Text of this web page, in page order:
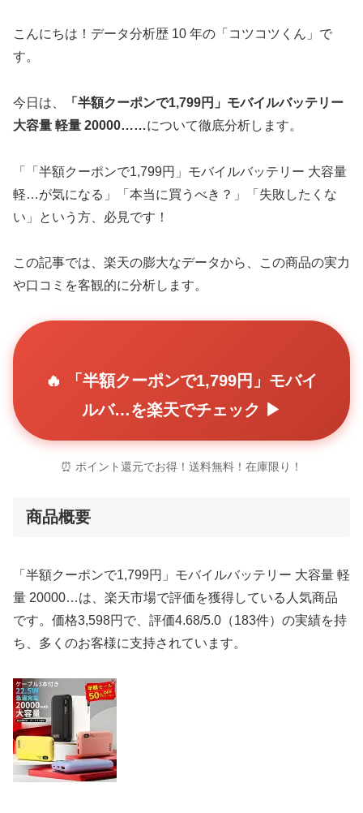
こんにちは！データ分析歴 10 年の「コツコツくん」で
す。
今日は、
「半額クーポンで1,799円」モバイルバッテリー
大容量 軽量 20000……について徹底分析します。
「「半額クーポンで1,799円」モバイルバッテリー 大容量
軽…が気になる」「本当に買うべき？」「失敗したくな
い」という方、必見です！
この記事では、楽天の膨大なデータから、この商品の実力
や口コミを客観的に分析します。
🔥 「半額クーポンで1,799円」モバイ
ルバ…を楽天でチェック ▶
⏰ ポイント還元でお得！送料無料！在庫限り！
商品概要
「半額クーポンで1,799円」モバイルバッテリー 大容量 軽
量 20000…は、楽天市場で評価を獲得している人気商品
です。価格3,598円で、評価4.68/5.0（183件）の実績を持
ち、多くのお客様に支持されています。